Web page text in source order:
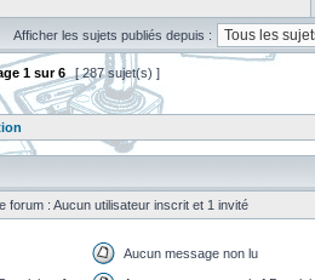
Afficher les sujets publiés depuis :
1 sur6 [ 287 sujet(s) ]
forum : Aucun utilisateur inscrit et 1 invité
Aucun message non lu